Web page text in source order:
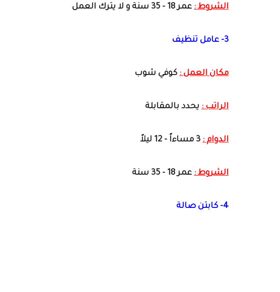
الشروط : عمر 18 - 35 سنة و لا يترك العمل
3- عامل تنظيف
مكان العمل : كوفي شوب
الراتب : يحدد بالمقابلة
الدوام :
الشروط : عمر 18 - 35 سنة
4- كابتن صالة